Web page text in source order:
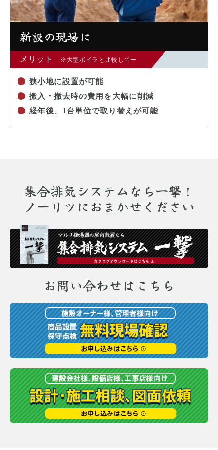
新設の現場に
メリット ※大型ボイラと比較してー
狭小地に設置が可能
搬入・撤去時の費用を大幅に削減
経年後、1台単位で取り替えが可能
集合排気システムなら一撃！
ノーリツにおまかせください
お問い合わせはこちら